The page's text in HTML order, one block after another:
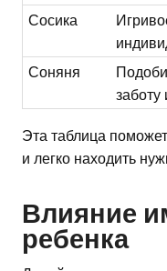
Сосика
Соняня
заботу
Эта таблица
и легко находить
Влияние
ребенка